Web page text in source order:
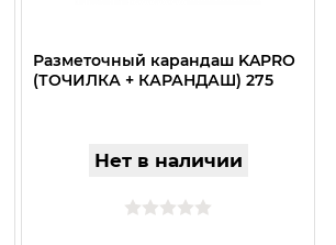
Разметочный карандаш KAPRO
(ТОЧИЛКА + КАРАНДАШ) 275
Нет в наличии